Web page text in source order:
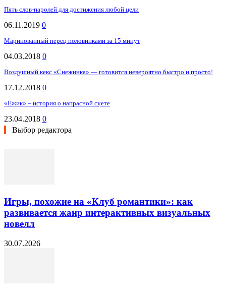
Пять слов-паролей для достижения любой цели
06.11.2019 0
Маринованный перец половинками за 15 минут
04.03.2018 0
Воздушный кекс «Снежинка» — готовится невероятно быстро и просто!
17.12.2018 0
«Ёжик» – история о напрасной суете
23.04.2018 0
Выбор редактора
Игры, похожие на «Клуб романтики»: как
развивается жанр интерактивных визуальных
новелл
30.07.2026